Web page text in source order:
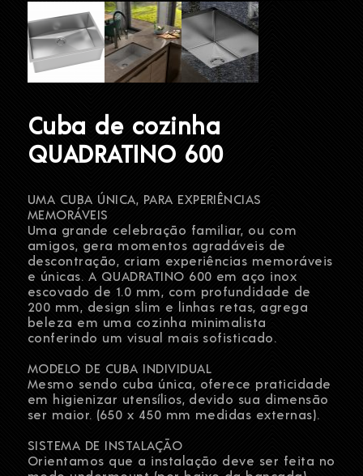
Cuba de cozinha
QUADRATINO 600
UMA CUBA ÚNICA, PARA EXPERIÊNCIAS
MEMORÁVEIS
Uma grande celebração familiar, ou com
amigos, gera momentos agradáveis de
descontração, criam experiências memoráveis
e únicas. A QUADRATINO 600 em aço inox
escovado de 1.0 mm, com profundidade de
200 mm, design slim e linhas retas, agrega
beleza em uma cozinha minimalista
conferindo um visual mais sofisticado.
MODELO DE CUBA INDIVIDUAL
Mesmo sendo cuba única, oferece praticidade
em higienizar utensílios, devido sua dimensão
ser maior. (650 x 450 mm medidas externas).
SISTEMA DE INSTALAÇÃO
Orientamos que a instalação deve ser feita no